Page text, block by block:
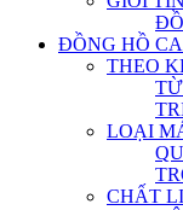
ĐỒNG HỒ
THEO
LOẠI
CHẤT